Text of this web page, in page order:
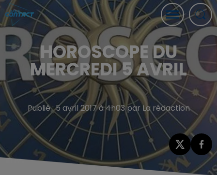
HOROSCOPE DU
MERCREDI 5 AVRIL
Publié : 5 avril 2017 à 4h03 par La rédaction